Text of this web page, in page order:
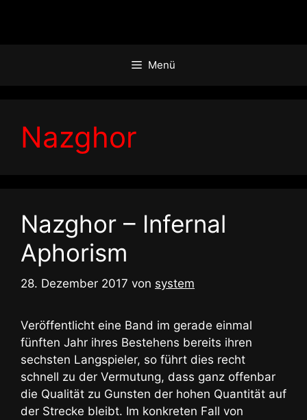
Menü
Nazghor
Nazghor – Infernal
Aphorism
28. Dezember 2017 von system
Veröffentlicht eine Band im gerade einmal
fünften Jahr ihres Bestehens bereits ihren
sechsten Langspieler, so führt dies recht
schnell zu der Vermutung, dass ganz offenbar
die Qualität zu Gunsten der hohen Quantität auf
der Strecke bleibt. Im konkreten Fall von